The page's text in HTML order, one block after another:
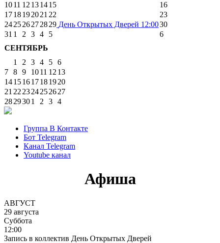
1011 12 131415
16
1718192021 22
23
242526272829 День Открытых Дверей 12:0030
31 1 2 3 4 5
6
СЕНТЯБРЬ
1
2 3 4 5 6
7 8 9 1011 12 13
14151617181920
21 22 2324252627
2829301 2 3 4
Группа В Контакте
Бот Telegram
Канал Telegram
Youtube канал
Афиша
АВГУСТ
29 августа
Суббота
12:00
Запись в коллектив День Открытых Дверей